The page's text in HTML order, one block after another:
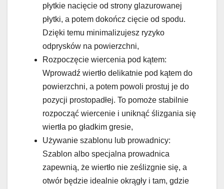
płytkie nacięcie od strony glazurowanej
płytki, a potem dokończ cięcie od spodu.
Dzięki temu minimalizujesz ryzyko
odprysków na powierzchni,
Rozpoczęcie wiercenia pod kątem:
Wprowadź wiertło delikatnie pod kątem do
powierzchni, a potem powoli prostuj je do
pozycji prostopadłej. To pomoże stabilnie
rozpocząć wiercenie i uniknąć ślizgania się
wiertła po gładkim gresie,
Używanie szablonu lub prowadnicy:
Szablon albo specjalna prowadnica
zapewnią, że wiertło nie ześlizgnie się, a
otwór będzie idealnie okrągły i tam, gdzie